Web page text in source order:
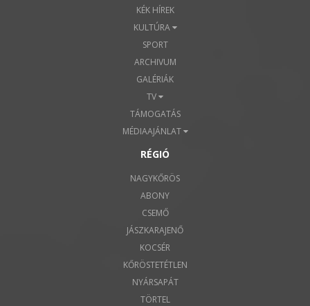
KÉK HÍREK
KULTÚRA
SPORT
ARCHIVUM
GALÉRIÁK
TV
TÁMOGATÁS
MÉDIAAJÁNLAT
RÉGIÓ
NAGYKŐRÖS
ABONY
CSEMŐ
JÁSZKARAJENŐ
KOCSÉR
KŐRÖSTETÉTLEN
NYÁRSAPÁT
TÖRTEL